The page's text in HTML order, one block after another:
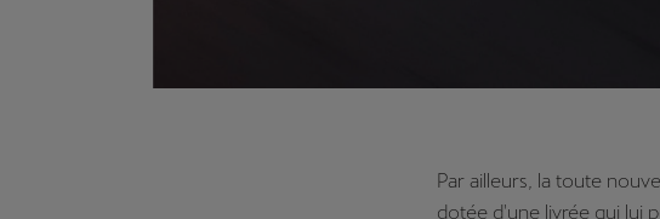
Par ailleurs, la toute
dotée d'une livrée qui lui